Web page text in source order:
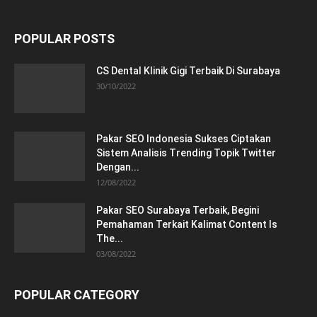
POPULAR POSTS
CS Dental Klinik Gigi Terbaik Di Surabaya
30/10/2022
Pakar SEO Indonesia Sukses Ciptakan
Sistem Analisis Trending Topik Twitter
Dengan...
12/08/2022
Pakar SEO Surabaya Terbaik, Begini
Pemahaman Terkait Kalimat Content Is
The...
03/08/2022
POPULAR CATEGORY